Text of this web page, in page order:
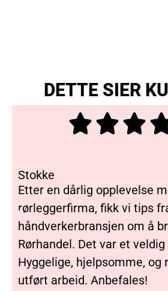
DETTE SIER
Stokke
Etter en dårlig opplevelse
rørleggerfirma, fikk vi tips
håndverkerbransjen om å
Rørhandel. Det var et
Hyggelige, hjelpsomme, og
utført arbeid. Anbefales!